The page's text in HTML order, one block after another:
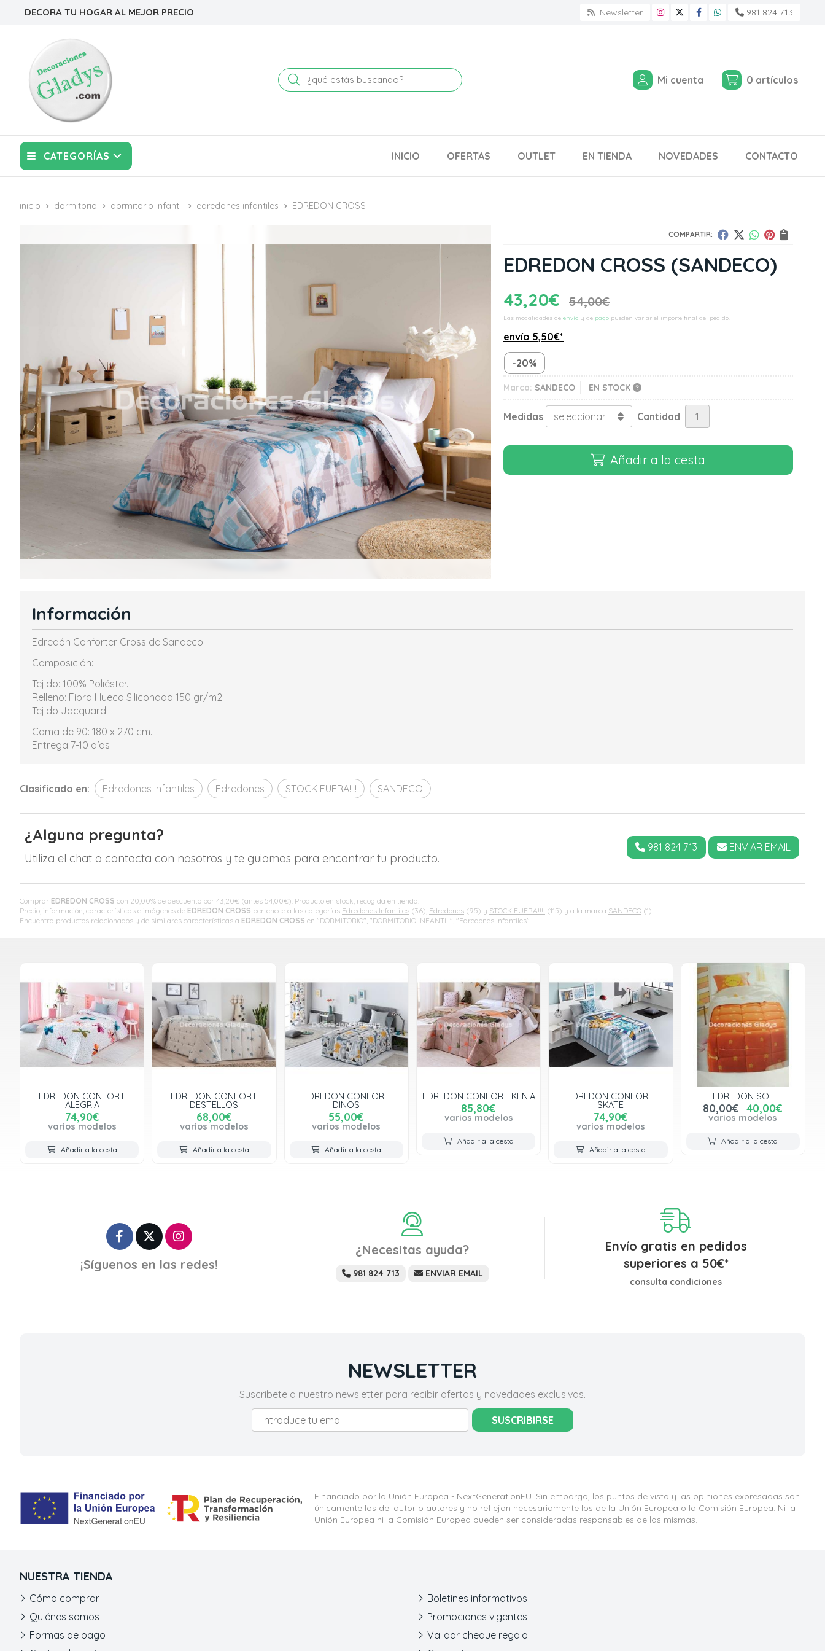
DECORA TU HOGAR AL MEJOR PRECIO Newsletter 981 824 713
Buscar Mi cuenta 0 artículos
CATEGORÍAS INICIO OFERTAS OUTLET EN TIENDA NOVEDADES CONTACTO
inicio dormitorio dormitorio infantil edredones infantiles EDREDON CROSS
COMPARTIR:
EDREDON CROSS (SANDECO)
43,20€ 54,00€
Las modalidades de envío y de pago pueden variar el importe final del pedido.
envío 5,50€*
-20%
Marca: SANDECO EN STOCK
Medidas Cantidad
Añadir a la cesta
Comprar EDREDON CROSS con 20,00% de descuento por 43,20€ (antes 54,00€). Producto en stock, recogida en tienda.
Precio, información, características e imágenes de EDREDON CROSS pertenece a las categorías Edredones Infantiles (36), Edredones (95) y STOCK FUERA!!!! (115) y a la marca SANDECO (1).
Encuentra productos relacionados y de similares características a EDREDON CROSS en "DORMITORIO", "DORMITORIO INFANTIL", "Edredones Infantiles".
Información
Edredón Conforter Cross de Sandeco
Composición:
Tejido: 100% Poliéster.
Relleno: Fibra Hueca Siliconada 150 gr/m2
Tejido Jacquard.
Cama de 90: 180 x 270 cm.
Entrega 7-10 días
Clasificado en: Edredones Infantiles Edredones STOCK FUERA!!!! SANDECO
¿Alguna pregunta?
Utiliza el chat o contacta con nosotros y te guiamos para encontrar tu producto.
981 824 713 ENVIAR EMAIL
EDREDON CONFORT
ALEGRIA
74,90€
varios modelos
Añadir a la cesta
EDREDON CONFORT
DESTELLOS
68,00€
varios modelos
Añadir a la cesta
EDREDON CONFORT
DINOS
55,00€
varios modelos
Añadir a la cesta
EDREDON CONFORT KENIA
85,80€
varios modelos
Añadir a la cesta
EDREDON CONFORT
SKATE
74,90€
varios modelos
Añadir a la cesta
EDREDON SOL
80,00€ 40,00€
varios modelos
Añadir a la cesta
¡Síguenos en las redes!
¿Necesitas ayuda?
981 824 713 ENVIAR EMAIL
Envío gratis en pedidos
superiores a 50€*
consulta condiciones
NEWSLETTER
Suscríbete a nuestro newsletter para recibir ofertas y novedades exclusivas.
SUSCRIBIRSE
Financiado por la Unión Europea - NextGenerationEU. Sin embargo, los puntos de vista y las opiniones expresadas son
únicamente los del autor o autores y no reflejan necesariamente los de la Unión Europea o la Comisión Europea. Ni la
Unión Europea ni la Comisión Europea pueden ser consideradas responsables de las mismas.
NUESTRA TIENDA
Cómo comprar
Quiénes somos
Formas de pago
Boletines informativos
Promociones vigentes
Validar cheque regalo